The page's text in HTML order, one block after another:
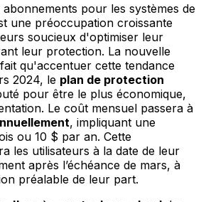
pour les systèmes de
une préoccupation croissante
soucieux d'optimiser leur
leur protection. La nouvelle
qu'accentuer cette tendance
2024, le plan de protection
pour être le plus économique,
Le coût mensuel passera à
, impliquant une
ou 10 $ par an. Cette
les utilisateurs à la date de leur
après l’échéance de mars, à
préalable de leur part.